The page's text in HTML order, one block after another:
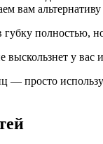
вам
полностью,
выскользнет у вас
просто